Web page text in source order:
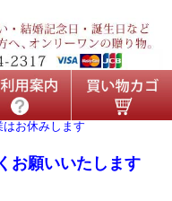
お休みします
お願いいたします